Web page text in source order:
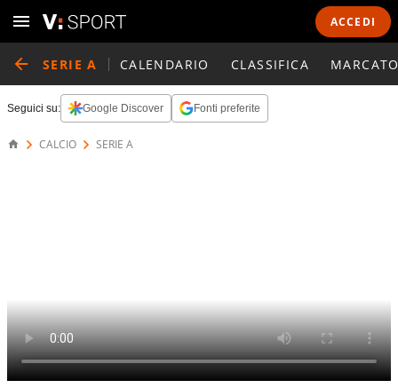
ACCEDI
SERIE A CALENDARIO CLASSIFICA
Seguici su: Google Discover Fonti preferite
CALCIO SERIE A